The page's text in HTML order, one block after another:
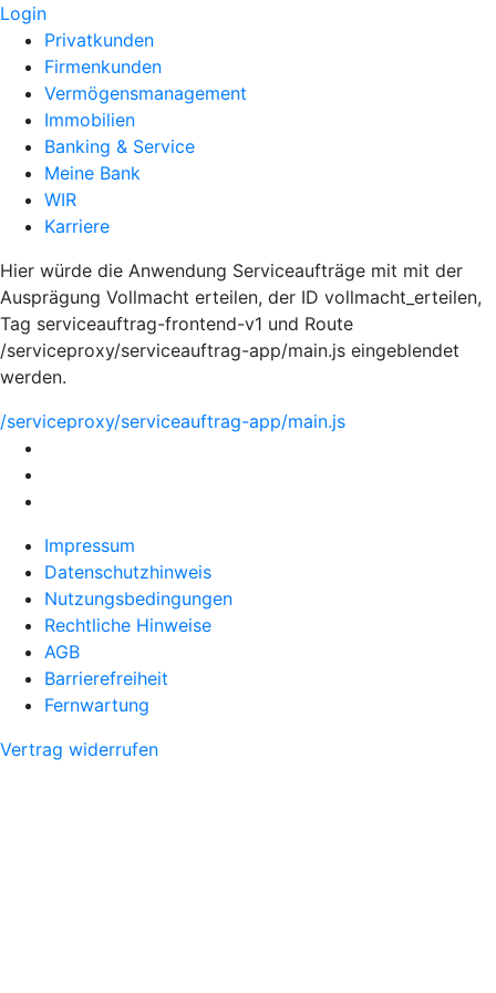
Login
Privatkunden
Firmenkunden
Vermögensmanagement
Immobilien
Banking & Service
Meine Bank
WIR
Karriere
Hier würde die Anwendung Serviceaufträge mit mit der
Ausprägung Vollmacht erteilen, der ID vollmacht_erteilen,
Tag serviceauftrag-frontend-v1 und Route
/serviceproxy/serviceauftrag-app/main.js eingeblendet
werden.
/serviceproxy/serviceauftrag-app/main.js
Impressum
Datenschutzhinweis
Nutzungsbedingungen
Rechtliche Hinweise
AGB
Barrierefreiheit
Fernwartung
Vertrag widerrufen